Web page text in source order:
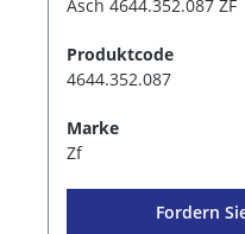
Asch 4644.352.087 ZF
Produktcode
4644.352.087
Marke
Zf
Fordern